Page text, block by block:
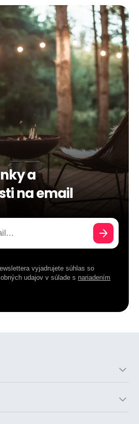
a
na email
vyjadrujete súhlas so
udajov v súlade s nariadením